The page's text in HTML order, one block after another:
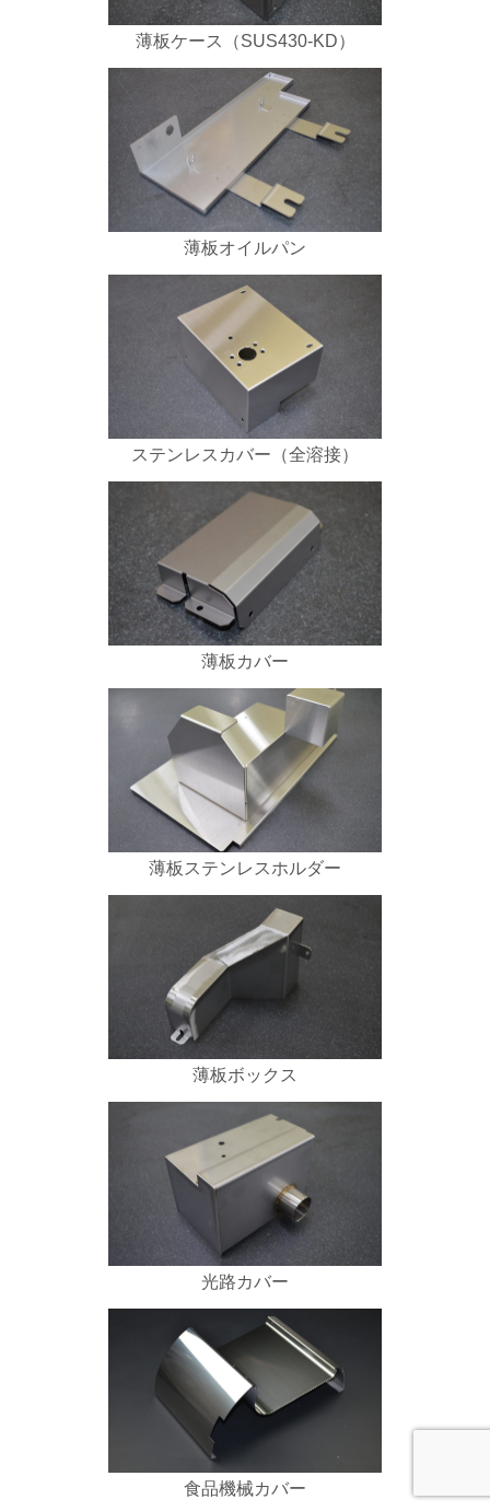
薄板ケース（SUS430-KD）
薄板オイルパン
ステンレスカバー（全溶接）
薄板カバー
薄板ステンレスホルダー
薄板ボックス
光路カバー
食品機械カバー